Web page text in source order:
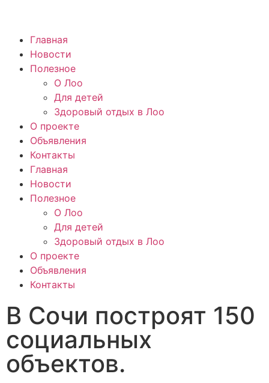
Главная
Новости
Полезное
О Лоо
Для детей
Здоровый отдых в Лоо
О проекте
Объявления
Контакты
Главная
Новости
Полезное
О Лоо
Для детей
Здоровый отдых в Лоо
О проекте
Объявления
Контакты
В Сочи построят 150
социальных
объектов.